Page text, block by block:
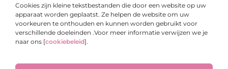
Cookies zijn kleine tekstbestanden die door een website op uw
apparaat worden geplaatst. Ze helpen de website om uw
voorkeuren te onthouden en kunnen worden gebruikt voor
verschillende doeleinden .Voor meer informatie verwijzen we je
naar ons [cookiebeleid].
Onze informatie